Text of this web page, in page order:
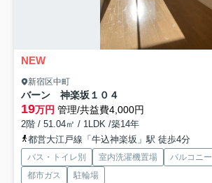
NEW
新宿区中町
バーン 神楽坂 １０４
19万円 管理/共益費4,000円
2階 / 51.04㎡ / 1LDK /築14年
都営大江戸線「牛込神楽坂」駅 徒歩4分
バス・トイレ別 室内洗濯機置場 バルコニー
都市ガス
駐輪場